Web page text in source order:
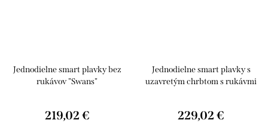
Jednodielne smart plavky bez
rukávov "Swans"
219,02 €
Jednodielne smart plavky s
uzavretým chrbtom s rukávmi
229,02 €